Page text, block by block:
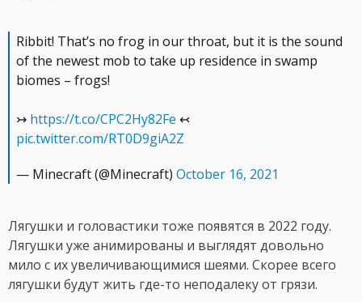
Ribbit! That’s no frog in our throat, but it is the sound
of the newest mob to take up residence in swamp
biomes – frogs!
↣ https://t.co/CPC2Hy82Fe ↢
pic.twitter.com/RT0D9giA2Z
— Minecraft (@Minecraft) October 16, 2021
Лягушки и головастики тоже появятся в 2022 году.
Лягушки уже анимированы и выглядят довольно
мило с их увеличивающимися шеями. Скорее всего
лягушки будут жить где-то неподалеку от грязи.